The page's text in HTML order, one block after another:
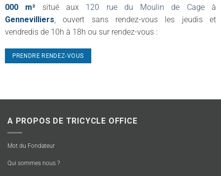
000 m² situé aux 120 rue du Moulin de Cage à
Gennevilliers, ouvert sans rendez-vous les jeudis et
vendredis de 10h à 18h ou sur rendez-vous :
PRENDRE RENDEZ-VOUS
A PROPOS DE TRICYCLE OFFICE
Mot du Fondateur
Qui sommes nous ?